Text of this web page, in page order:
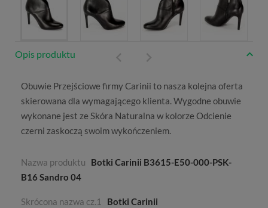
Opis produktu
Obuwie Przejściowe firmyCarinii to nasza kolejna oferta
skierowana dla wymagającego klienta. Wygodne obuwie
wykonane jest ze Skóra Naturalna w kolorze Odcienie
czerni zaskoczą swoim wykończeniem.
Nazwa produktu
Botki Carinii B3615-E50-000-PSK-
B16 Sandro 04
Skrócona nazwa cz.1 Botki Carinii